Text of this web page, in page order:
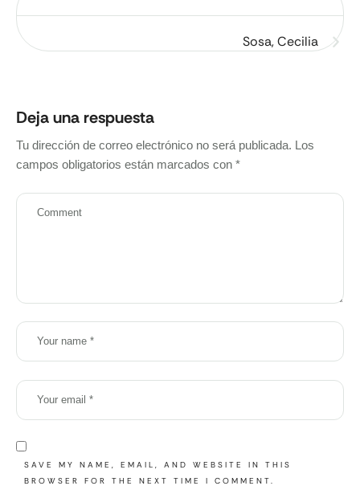
Sosa, Cecilia
Deja una respuesta
Tu dirección de correo electrónico no será publicada. Los
campos obligatorios están marcados con *
SAVE MY NAME, EMAIL, AND WEBSITE IN THIS
BROWSER FOR THE NEXT TIME I COMMENT.